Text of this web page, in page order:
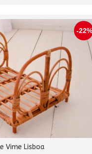
-22%
Vime Lisboa